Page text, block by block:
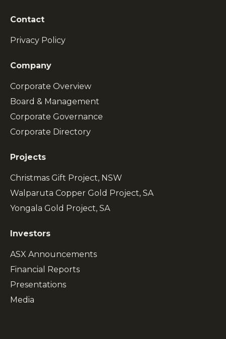
Contact
Privacy Policy
Company
Corporate Overview
Board & Management
Corporate Governance
Corporate Directory
Projects
Christmas Gift Project, NSW
Walparuta Copper Gold Project, SA
Yongala Gold Project, SA
Investors
ASX Announcements
Financial Reports
Presentations
Media